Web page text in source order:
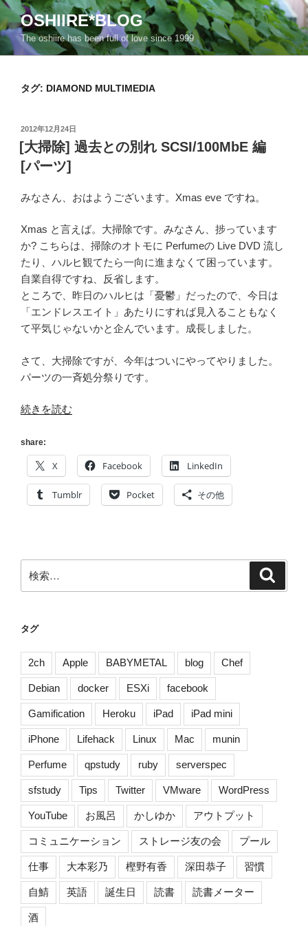
コ
ン
テ
ン
OSHIIRE*BLOG
The oshiire has been full of love since 1999
タグ: DIAMOND MULTIMEDIA
投
稿
日:
2012年12月24日
[大掃除] 過去との別れ SCSI/100MbE 編
[パーツ]
みなさん、おはようございます。Xmas eve ですね。
Xmas と言えば。大掃除です。みなさん、捗っています
か? こちらは、掃除のオトモに Perfumeの Live DVD 流し
たり、ハルヒ観てたら一向に進まなくて困っています。
自業自得ですね、反省します。
ところで、昨日のハルヒは「憂鬱」だったので、今日は
「エンドレスエイト」あたりにすれば見入ることもなく
て平気じゃないかと企んでいます。成長しました。
さて、大掃除ですが、今年はついにやってやりました。
パーツの一斉処分祭りです。
“[大
除]
過
去
の
SCSI/100MbE
編
[パ
ツ]”
続きを読む
share:
X Facebook LinkedIn
Tumblr Pocket その他
索:
タグ
2ch Apple BABYMETAL blog Chef
Debian docker ESXi facebook
Gamification Heroku iPad iPad mini
iPhone Lifehack Linux Mac munin
Perfume qpstudy ruby serverspec
sfstudy Tips Twitter VMware WordPress
YouTube お風呂 かしゆか アウトプット
コミュニケーション ストレージ友の会 プール
仕事 大本彩乃 樫野有香 深田恭子 習慣
自鯖 英語 誕生日 読書 読書メーター
酒